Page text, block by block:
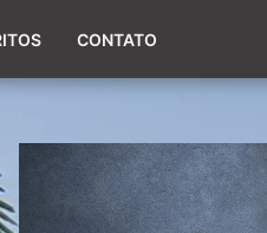
(51) 98017-
CONTATO